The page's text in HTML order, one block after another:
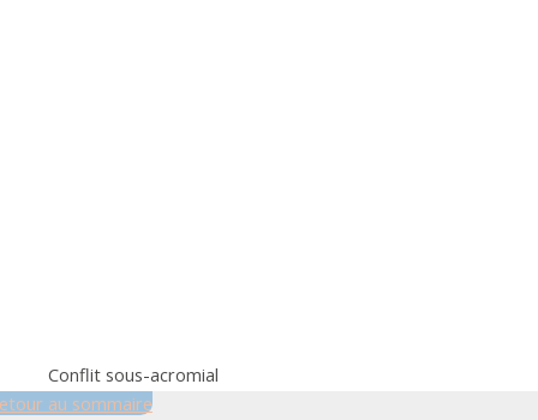
Conflit sous-acromial
au sommaire